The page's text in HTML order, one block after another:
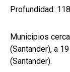
Profundidad:
Municipios
(Santander), a
(Santander).